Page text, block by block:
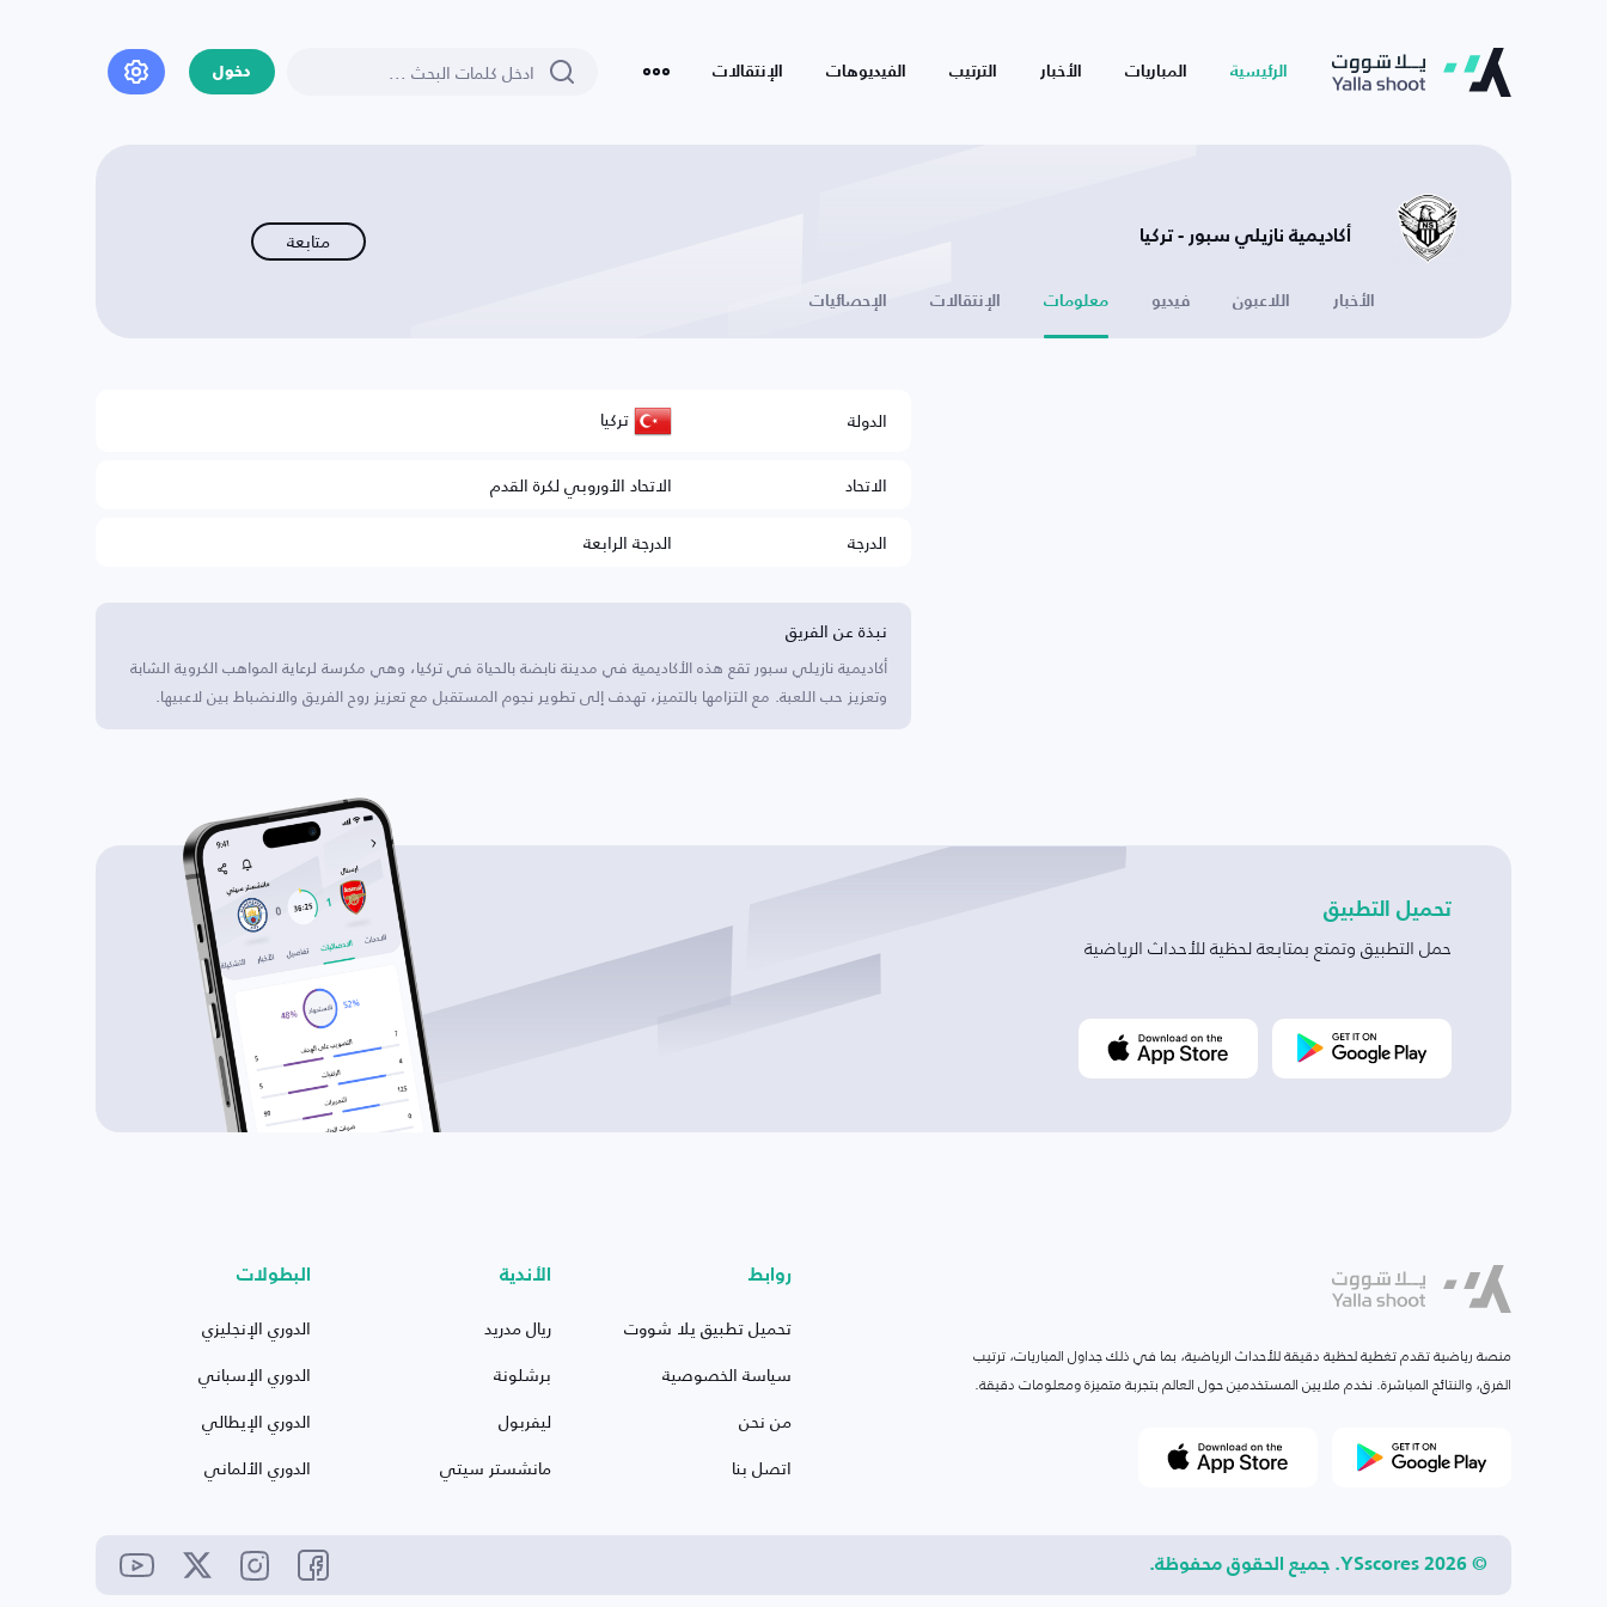
الرئيسية المباريات الأخبار الترتيب الفيديوهات الإنتقالات دخول
أكاديمية نازيلي سبور - تركيا متابعة
الأخبار اللاعبون فيديو معلومات الإنتقالات الإحصائيات
الدولة تركيا
الاتحاد
الاتحاد الأوروبي لكرة القدم
الدرجة
الدرجة الرابعة
نبذة عن الفريق
أكاديمية نازيلي سبور تقع هذه الأكاديمية في مدينة نابضة بالحياة في تركيا، وهي مكرسة لرعاية المواهب الكروية الشابة
وتعزيز حب اللعبة. مع التزامها بالتميز، تهدف إلى تطوير نجوم المستقبل مع تعزيز روح الفريق والانضباط بين لاعبيها.
تحميل التطبيق
حمل التطبيق وتمتع بمتابعة لحظية للأحداث الرياضية
منصة رياضية تقدم تغطية لحظية دقيقة للأحداث الرياضية، بما في ذلك جداول المباريات، ترتيب
الفرق، والنتائج المباشرة. نخدم ملايين المستخدمين حول العالم بتجربة متميزة ومعلومات دقيقة.
روابط
تحميل تطبيق يلا شووت
سياسة الخصوصية
من نحن
اتصل بنا
الأندية
ريال مدريد
برشلونة
ليفربول
مانشستر سيتي
البطولات
الدوري الإنجليزي
الدوري الإسباني
الدوري الإيطالي
الدوري الألماني
© 2026 YSscores. جميع الحقوق محفوظة.